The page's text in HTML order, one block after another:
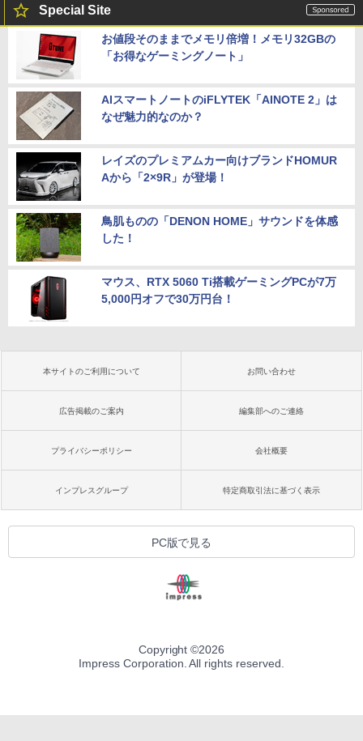
Special Site
お値段そのままでメモリ倍増！メモリ32GBの
「お得なゲーミングノート」
AIスマートノートのiFLYTEK「AINOTE 2」は
なぜ魅力的なのか？
レイズのプレミアムカー向けブランドHOMUR
Aから「2×9R」が登場！
鳥肌ものの「DENON HOME」サウンドを体感
した！
マウス、RTX 5060 Ti搭載ゲーミングPCが7万
5,000円オフで30万円台！
本サイトのご利用について お問い合わせ
広告掲載のご案内 編集部へのご連絡
プライバシーポリシー 会社概要
インプレスグループ 特定商取引法に基づく表示
PC版で見る
Copyright ©2026
Impress Corporation. All rights reserved.